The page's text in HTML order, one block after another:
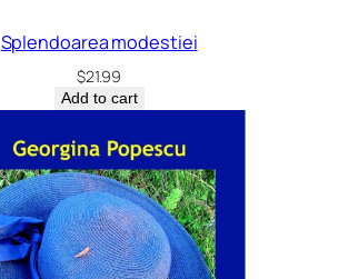
Splendoarea modestiei
$21.99
Add to cart